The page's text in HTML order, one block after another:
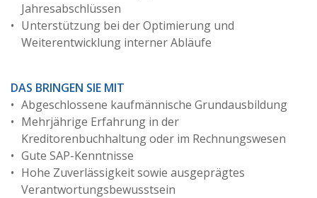
Jahresabschlüssen
Unterstützung bei der Optimierung und
Weiterentwicklung interner Abläufe
DAS BRINGEN SIE MIT
Abgeschlossene kaufmännische Grundausbildung
Mehrjährige Erfahrung in der
Kreditorenbuchhaltung oder im Rechnungswesen
Gute SAP-Kenntnisse
Hohe Zuverlässigkeit sowie ausgeprägtes
Verantwortungsbewusstsein